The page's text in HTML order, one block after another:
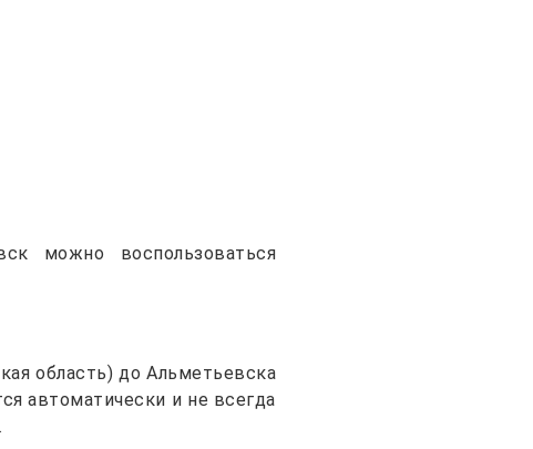
можно воспользоваться
область) до Альметьевскa
автоматически и не всегда